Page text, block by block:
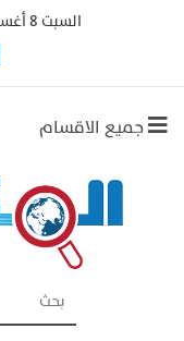
السبت 8 أغسطس 2026 م || 23 صفر 1448هـ ||
جميع الاقسام